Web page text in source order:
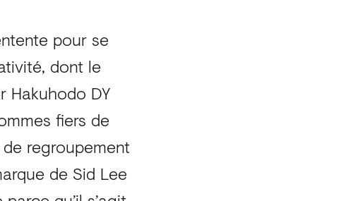
pour se
dont le
Hakuhodo DY
fiers de
regroupement
de Sid Lee